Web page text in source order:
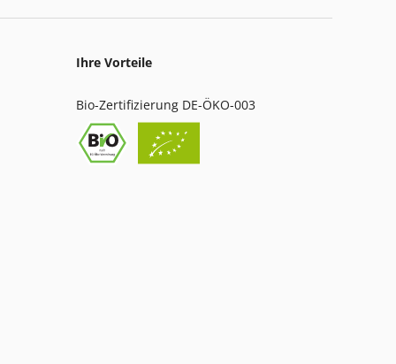
Ihre Vorteile
Bio-Zertifizierung DE-ÖKO-003